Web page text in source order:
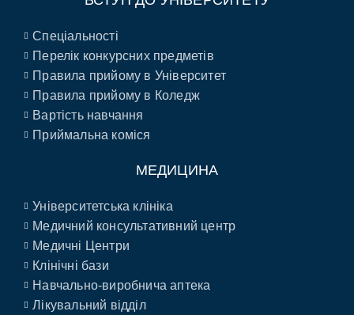
Спеціальності
Перелік конкурсних предметів
Правила прийому в Університет
Правила прийому в Коледж
Вартість навчання
Приймальна коміся
МЕДИЦИНА
Університетська клініка
Медичний консультативний центр
Медичні Центри
Клінічні бази
Навчально-виробнича аптека
Лікувальний відділ